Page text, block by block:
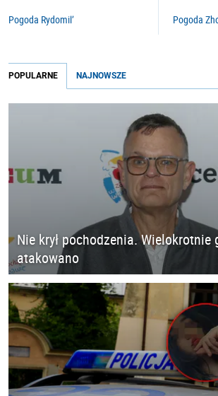
Pogoda Rydomil’ Pogoda
POPULARNE NAJNOWSZE
Nie krył pochodzenia. Wielokrotnie
atakowano